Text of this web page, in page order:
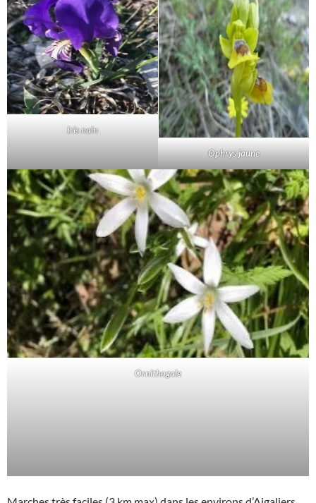
Iris nain
Ophrys jaune
Ornithogale